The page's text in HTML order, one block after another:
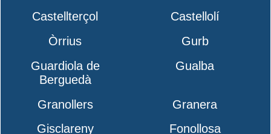
Castellterçol
Castellolí
Òrrius
Gurb
Guardiola de
Berguedà
Gualba
Granollers
Granera
Gisclareny
Fonollosa